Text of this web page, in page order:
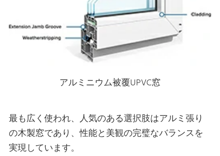
アルミニウム被覆UPVC窓
最も広く使われ、人気のある選択肢はアルミ張り
の木製窓であり、性能と美観の完璧なバランスを
実現しています。